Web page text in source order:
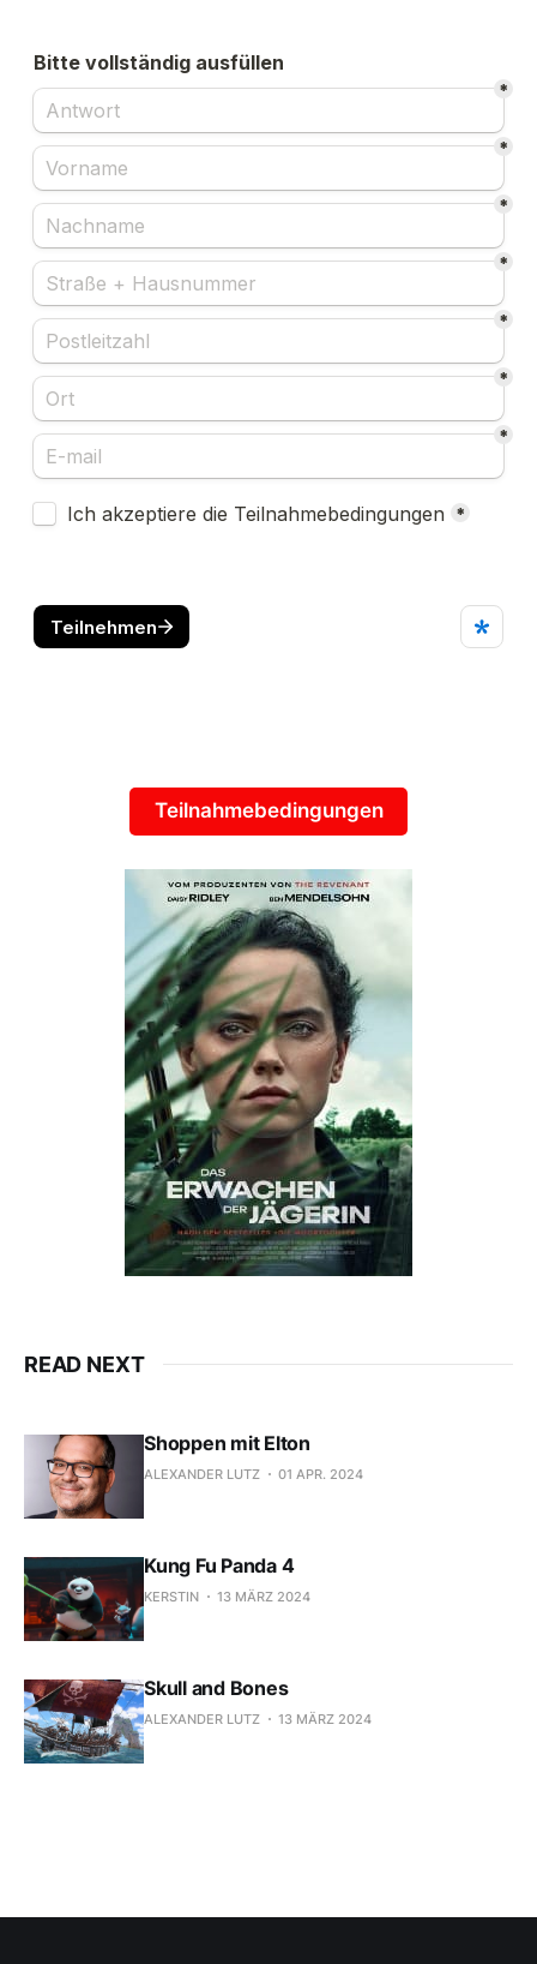
Teilnahmebedingungen
READ NEXT
Shoppen mit Elton
ALEXANDER LUTZ 01 APR. 2024
Kung Fu Panda 4
KERSTIN 13 MÄRZ 2024
Skull and Bones
ALEXANDER LUTZ 13 MÄRZ 2024